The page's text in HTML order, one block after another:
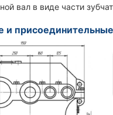
вал в виде части
и